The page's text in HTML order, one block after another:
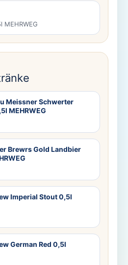
MEHRWEG
Meissner Schwerter
MEHRWEG
Brewrs Gold Landbier
Imperial Stout 0,5l
German Red 0,5l